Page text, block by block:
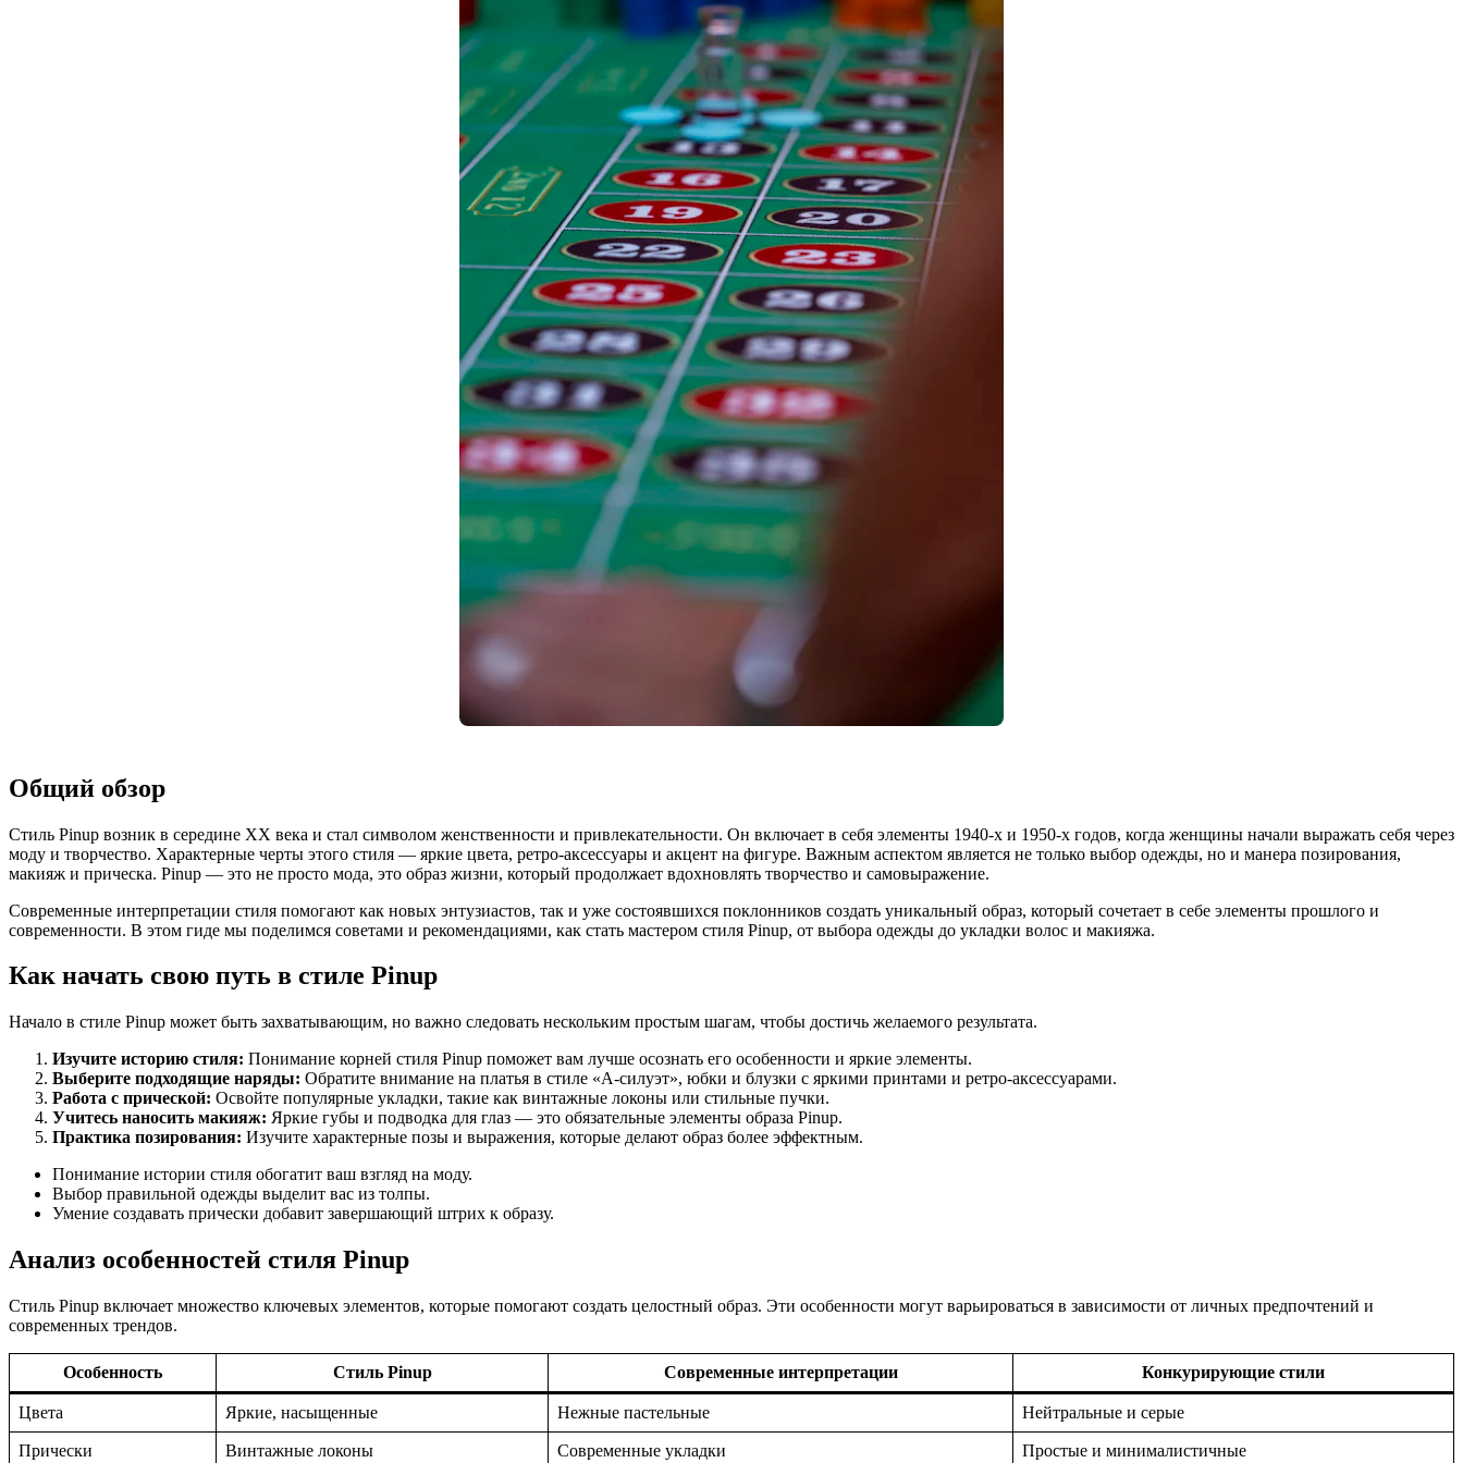
Общий обзор
Стиль Pinup возник в середине XX века и стал символом женственности и привлекательности. Он включает в себя элементы 1940-х и 1950-х годов, когда женщины начали выражать себя через
моду и творчество. Характерные черты этого стиля — яркие цвета, ретро-аксессуары и акцент на фигуре. Важным аспектом является не только выбор одежды, но и манера позирования,
макияж и прическа. Pinup — это не просто мода, это образ жизни, который продолжает вдохновлять творчество и самовыражение.
Современные интерпретации стиля помогают как новых энтузиастов, так и уже состоявшихся поклонников создать уникальный образ, который сочетает в себе элементы прошлого и
современности. В этом гиде мы поделимся советами и рекомендациями, как стать мастером стиля Pinup, от выбора одежды до укладки волос и макияжа.
Как начать свою путь в стиле Pinup
Начало в стиле Pinup может быть захватывающим, но важно следовать нескольким простым шагам, чтобы достичь желаемого результата.
Изучите историю стиля: Понимание корней стиля Pinup поможет вам лучше осознать его особенности и яркие элементы.
Выберите подходящие наряды: Обратите внимание на платья в стиле «А-силуэт», юбки и блузки с яркими принтами и ретро-аксессуарами.
Работа с прической: Освойте популярные укладки, такие как винтажные локоны или стильные пучки.
Учитесь наносить макияж: Яркие губы и подводка для глаз — это обязательные элементы образа Pinup.
Практика позирования: Изучите характерные позы и выражения, которые делают образ более эффектным.
Понимание истории стиля обогатит ваш взгляд на моду.
Выбор правильной одежды выделит вас из толпы.
Умение создавать прически добавит завершающий штрих к образу.
Анализ особенностей стиля Pinup
Стиль Pinup включает множество ключевых элементов, которые помогают создать целостный образ. Эти особенности могут варьироваться в зависимости от личных предпочтений и
современных трендов.
Особенность Стиль Pinup Современные интерпретации Конкурирующие стили
Цвета Яркие, насыщенные Нежные пастельные Нейтральные и серые
Прически Винтажные локоны Современные укладки Простые и минималистичные